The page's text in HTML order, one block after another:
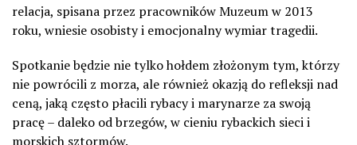
relacja, spisana przez pracowników Muzeum w 2013
roku, wniesie osobisty i emocjonalny wymiar tragedii.
Spotkanie będzie nie tylko hołdem złożonym tym, którzy
nie powrócili z morza, ale również okazją do refleksji nad
ceną, jaką często płacili rybacy i marynarze za swoją
pracę – daleko od brzegów, w cieniu rybackich sieci i
morskich sztormów.